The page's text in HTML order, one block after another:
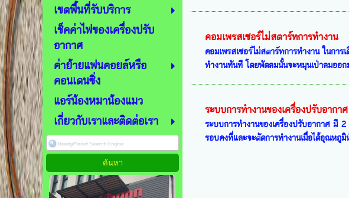
เขตพื้นที่รับบริการ
เช็คค่าไฟของเครื่องปรับ
อากาศ
ค่าย้ายแฟนคอยล์หรือ
คอนเดนซิ่ง
แอร์น้องหมาน้องแมว
เกี่ยวกับเราและติดต่อเรา
คอมเพรสเซอร์ไม่สตาร์ทการทำงาน
คอมเพรสเซอร์ไม่สตาร์ทการทำงาน ในการ
ทำงานทันที โดยพัดลมนั้นจะหมุนเป่าลมออก
ระบบการทำงานของเครื่องปรับอาก
ระบบการทำงานของเครื่องปรับอากาศ มี
รอบคงที่และจะตัดการทำงานเมื่อได้อุณหภู